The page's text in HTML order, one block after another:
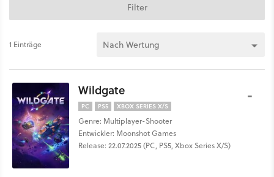
Filter
1 Einträge
Wildgate
PC PS5 XBOX SERIES X/S
Genre: Multiplayer-Shooter
Entwickler: Moonshot Games
Release: 22.07.2025 (PC, PS5, Xbox Series X/S)
-